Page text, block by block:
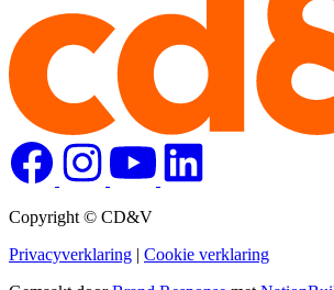
Copyright © CD&V
Privacyverklaring | Cookie verklaring